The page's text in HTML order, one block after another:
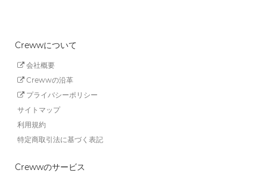
Crewwについて
会社概要
Crewwの沿革
プライバシーポリシー
サイトマップ
利用規約
特定商取引法に基づく表記
Crewwのサービス